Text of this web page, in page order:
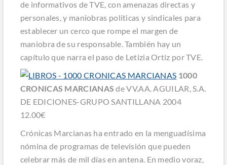
de informativos de TVE, con amenazas directas y
personales, y maniobras políticas y sindicales para
establecer un cerco que rompe el margen de
maniobra de su responsable. También hay un
capítulo que narra el paso de Letizia Ortiz por TVE.
1000
CRONICAS MARCIANASde VV.AA. AGUILAR, S.A.
DE EDICIONES-GRUPO SANTILLANA 2004
12.00€
Crónicas Marcianas ha entrado en la menguadísima
nómina de programas de televisión que pueden
celebrar más de mil días en antena. En medio voraz,